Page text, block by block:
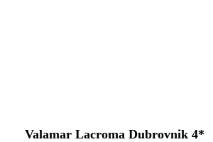
Valamar Lacroma Dubrovnik 4*